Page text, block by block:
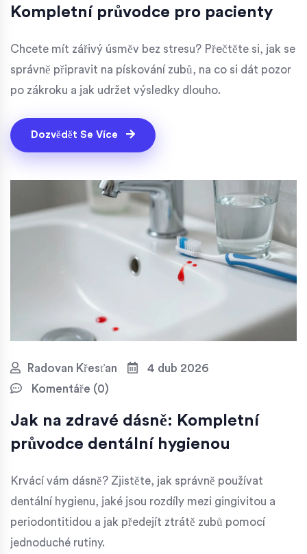
Kompletní průvodce pro pacienty
Chcete mít zářivý úsměv bez stresu? Přečtěte si, jak se
správně připravit na pískování zubů, na co si dát pozor
po zákroku a jak udržet výsledky dlouho.
Dozvědět Se Více
Radovan Křesťan
4 dub 2026
Komentáře (0)
Jak na zdravé dásně: Kompletní
průvodce dentální hygienou
Krvácí vám dásně? Zjistěte, jak správně používat
dentální hygienu, jaké jsou rozdíly mezi gingivitou a
periodontitidou a jak předejít ztrátě zubů pomocí
jednoduché rutiny.